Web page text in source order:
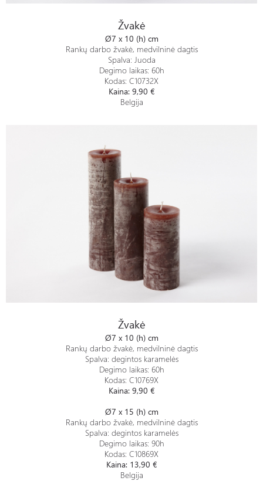
Žvakė
Ø7 x 10 (h) cm
Rankų darbo žvakė, medvilninė dagtis
Spalva: Juoda
Degimo laikas: 60h
Kodas: C10732X
Kaina: 9,90 €
Belgija
Žvakė
Ø7 x 10 (h) cm
Rankų darbo žvakė, medvilninė dagtis
Spalva: degintos karamelės
Degimo laikas: 60h
Kodas: C10769X
Kaina: 9,90 €
Ø7 x 15 (h) cm
Rankų darbo žvakė, medvilninė dagtis
Spalva: degintos karamelės
Degimo laikas: 90h
Kodas: C10869X
Kaina: 13,90 €
Belgija